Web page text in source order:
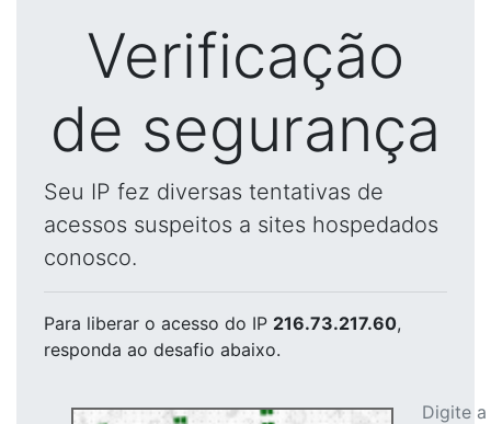
Verificação
de segurança
Seu IP fez diversas tentativas de
acessos suspeitos a sites hospedados
conosco.
Para liberar o acesso do IP 216.73.217.60,
responda ao desafio abaixo.
Digite